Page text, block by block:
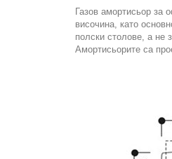
Газов амортисьор за
височина, като
полски столове, а не
Амортисьорите са